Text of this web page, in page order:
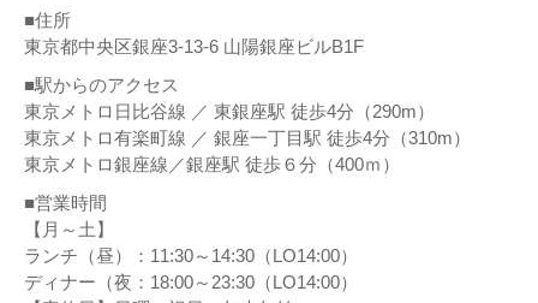
■住所
東京都中央区銀座3-13-6 山陽銀座ビルB1F
■駅からのアクセス
東京メトロ日比谷線 ／ 東銀座駅 徒歩4分（290m）
東京メトロ有楽町線 ／ 銀座一丁目駅 徒歩4分（310m）
東京メトロ銀座線／銀座駅 徒歩６分（400ｍ）
■営業時間
【月～土】
ランチ（昼）：11:30～14:30（LO14:00）
ディナー（夜：18:00～23:30（LO14:00）